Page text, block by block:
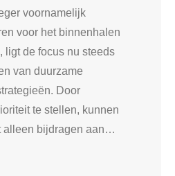
voornamelijk
voor het binnenhalen
ligt de focus nu steeds
van duurzame
Door
te stellen, kunnen
alleen bijdragen aan…